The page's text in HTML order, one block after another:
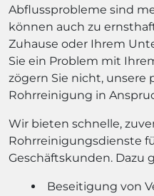
Abflussprobleme sind
können auch zu
Zuhause oder Ihrem
Sie ein Problem mit
zögern Sie nicht, unsere
Rohrreinigung in
Wir bieten schnelle,
Rohrreinigungsdienste
Geschäftskunden. Dazu
Beseitigung von